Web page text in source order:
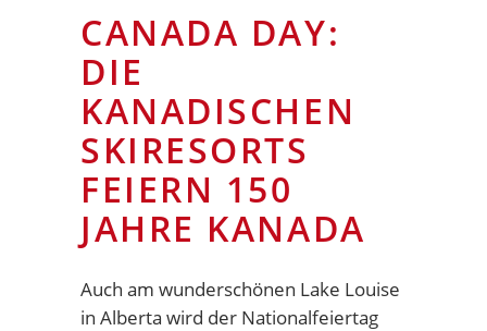
CANADA DAY:
DIE
KANADISCHEN
SKIRESORTS
FEIERN 150
JAHRE KANADA
Auch am wunderschönen Lake Louise
in Alberta wird der Nationalfeiertag